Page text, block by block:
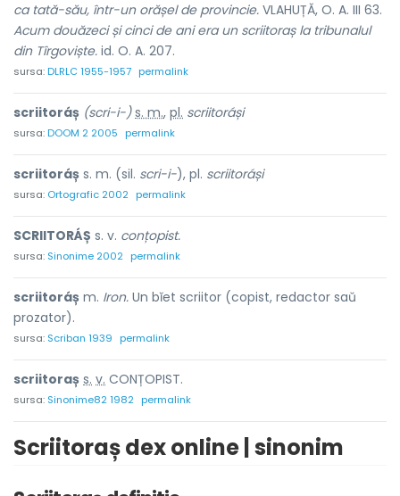
ca tată-său, într-un orășel de provincie. VLAHUȚĂ, O. A. III 63.
Acum douăzeci și cinci de ani era un scriitoraș la tribunalul
din Tîrgoviște. id. O. A. 207.
sursa:DLRLC 1955-1957 permalink
scriitoráș (scri-i-) s. m., pl. scriitoráși
sursa:DOOM 2 2005 permalink
scriitoráș s. m. (sil. scri-i-), pl. scriitoráși
sursa: Ortografic 2002 permalink
SCRIITORÁȘ s. v. conțopist.
sursa: Sinonime 2002 permalink
scriitoráș m. Iron. Un bĭet scriitor (copist, redactor saŭ
prozator).
sursa: Scriban 1939 permalink
scriitoraș s. v. CONȚOPIST.
sursa: Sinonime82 1982 permalink
Scriitoraș dex online | sinonim